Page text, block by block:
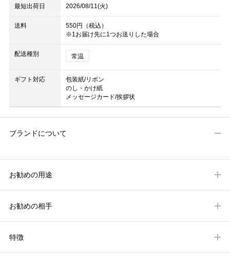
最短出荷日 2026/08/11(火)
送料
550円（税込）
※1お届け先に1つお送りした場合
配送種別 常温
ギフト対応
包装紙/リボン
のし・かけ紙
メッセージカード/挨拶状
ブランドについて
お勧めの用途
お勧めの相手
特徴